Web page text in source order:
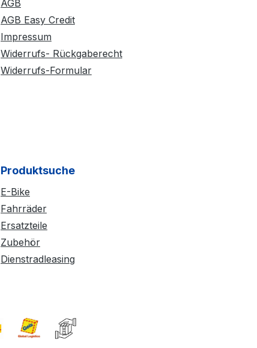
AGB
AGB Easy Credit
Impressum
Widerrufs- Rückgaberecht
Widerrufs-Formular
Produktsuche
E-Bike
Fahrräder
Ersatzteile
Zubehör
Dienstradleasing